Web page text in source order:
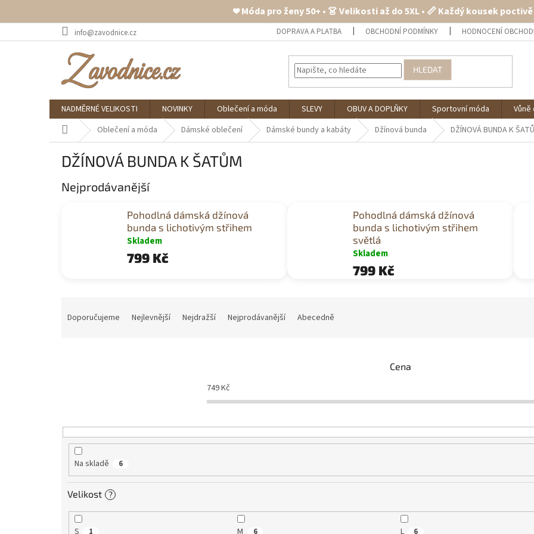
❤️ Móda pro ženy 50+ • 👗 Velikosti až do 5XL • 📏 Každý kousek
na
info@zavodnice.cz DOPRAVA A PLATBA OBCHODNÍ PODMÍNKY HODNOCENÍ
HLEDAT
NADMĚRNÉ VELIKOSTI NOVINKY Oblečení a móda SLEVY OBUV A DOPLŇKY Sportovní móda
Domů Oblečení a móda Dámské oblečení Dámské bundy a kabáty Džínová bunda DŽÍNOVÁ BUNDA K
DŽÍNOVÁ BUNDA K ŠATŮM
Nejprodávanější
Pohodlná dámská džínová
bunda s lichotivým střihem
Skladem
799 Kč
Pohodlná dámská džínová
bunda s lichotivým střihem
světlá
Skladem
799 Kč
u
Doporučujeme Nejlevnější Nejdražší Nejprodávanější Abecedně
Cena
749Kč
Na skladě 6
Velikost ?
1 6 6